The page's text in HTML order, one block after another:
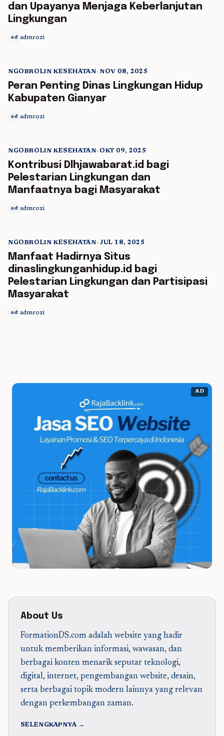
dan Upayanya Menjaga Keberlanjutan
Lingkungan
ad admrozi
5 min read
NGOBROLIN KESEHATAN•NOV 08, 2025
Peran Penting Dinas Lingkungan Hidup
Kabupaten Gianyar
ad admrozi
NGOBROLIN KESEHATAN• OKT 09, 2025
Kontribusi Dlhjawabarat.id bagi
Pelestarian Lingkungan dan
Manfaatnya bagi Masyarakat
ad admrozi
NGOBROLIN KESEHATAN• JUL 18, 2025
Manfaat Hadirnya Situs
dinaslingkunganhidup.id bagi
Pelestarian Lingkungan dan Partisipasi
Masyarakat
ad admrozi
AD
About Us
FormationDS.com adalah website yang hadir
untuk memberikan informasi, wawasan, dan
berbagai konten menarik seputar teknologi,
digital, internet, pengembangan website, desain,
serta berbagai topik modern lainnya yang relevan
dengan perkembangan zaman.
SELENGKAPNYA →